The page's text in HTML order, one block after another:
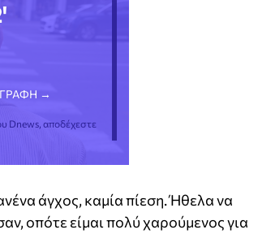
Dnews, αποδέχεστε
άγχος, καμία πίεση. Ήθελα να
οπότε είμαι πολύ χαρούμενος για